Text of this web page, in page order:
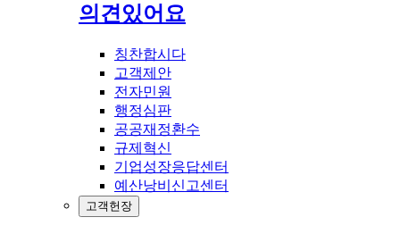
의견있어요
칭찬합시다
고객제안
전자민원
행정심판
공공재정환수
규제혁신
기업성장응답센터
예산낭비신고센터
고객헌장